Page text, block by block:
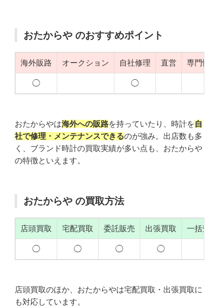
おたからや のおすすめポイント
海外販路 オークション 自社修理 直営 専門性
◯ ◯
おたからやは海外への販路を持っていたり、時計を自
社で修理・メンテナンスできるのが強み。出店数も多
く、ブランド時計の買取実績が多い点も、おたからや
の特徴といえます。
おたからや の買取方法
店頭買取 宅配買取 委託販売 出張買取 一括査定
◯ ◯ ◯ ◯
店頭買取のほか、おたからやは宅配買取・出張買取に
も対応しています。